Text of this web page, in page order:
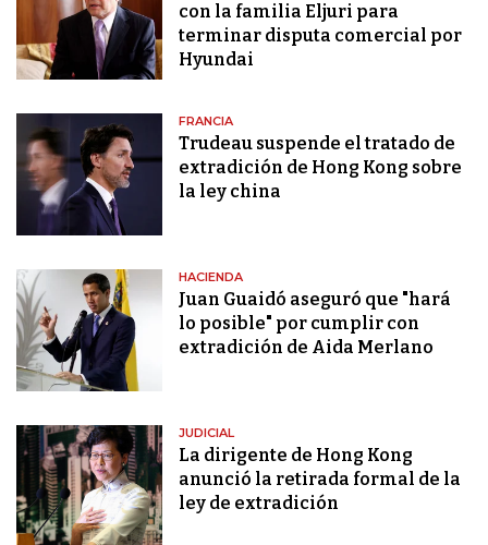
con la familia Eljuri para
terminar disputa comercial por
Hyundai
FRANCIA
Trudeau suspende el tratado de
extradición de Hong Kong sobre
la ley china
HACIENDA
Juan Guaidó aseguró que "hará
lo posible" por cumplir con
extradición de Aida Merlano
JUDICIAL
La dirigente de Hong Kong
anunció la retirada formal de la
ley de extradición